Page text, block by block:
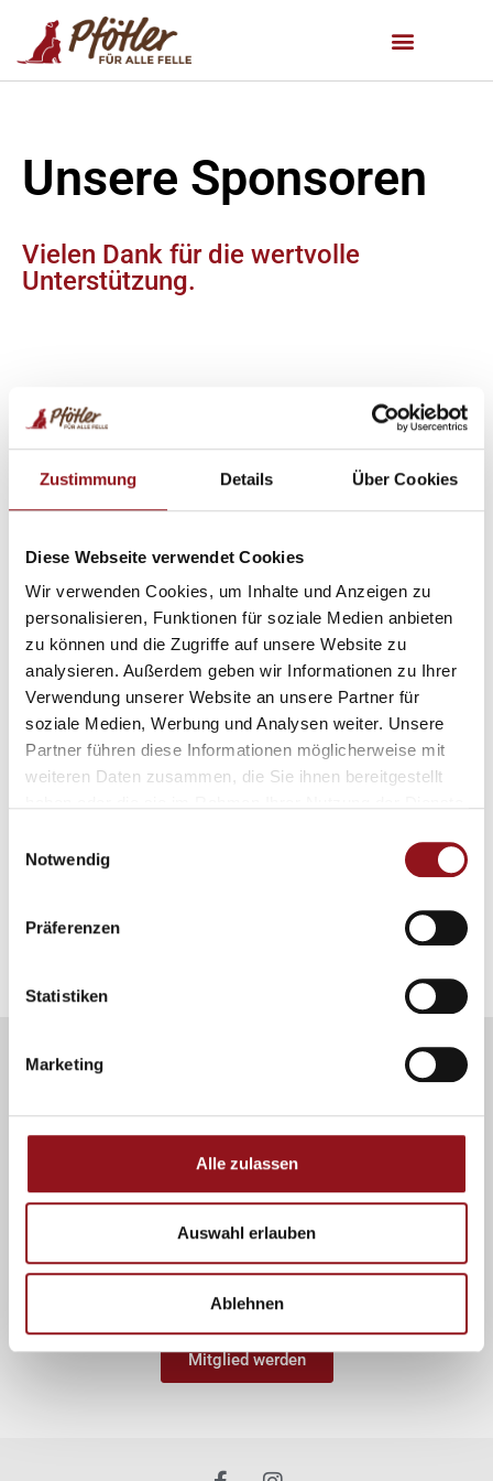
Zustimmung Details Über Cookies
Diese Webseite verwendet Cookies
Wir verwenden Cookies, um Inhalte und Anzeigen zu
personalisieren, Funktionen für soziale Medien anbieten
zu können und die Zugriffe auf unsere Website zu
analysieren. Außerdem geben wir Informationen zu Ihrer
Verwendung unserer Website an unsere Partner für
soziale Medien, Werbung und Analysen weiter. Unsere
Partner führen diese Informationen möglicherweise mit
weiteren Daten zusammen, die Sie ihnen bereitgestellt
Notwendig
Präferenzen
Statistiken
Marketing
Alle zulassen
Auswahl erlauben
Ablehnen
Unsere Sponsoren
Vielen Dank für die wertvolle
Unterstützung.
Zu den Links:
A.Büchel – din Stromer
Lievet – Kleintierpraxis Balzers
Ospelt-Supermarkt
Lukas Vogel Fotografie
Gemeinde Balzers
Informatik – A. Kikels
Susis Florist Shop (Facebook)
2B Metall AG
PfötlerIn
Werde auch du Mitglied der Pfötler und unterstütze
unsere Arbeit als Einzelmitglied Aktiv- oder Passiv mit
Mitglied werden